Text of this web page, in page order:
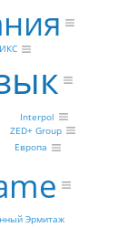
ИКС
Эрмитаж
Европа
ZED+ Group
Interpol